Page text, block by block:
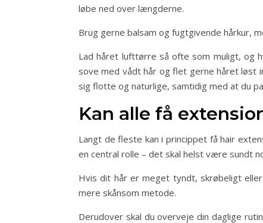
løbe ned over længderne.
Brug gerne balsam og fugtgivende hårkur,
Lad håret lufttørre så ofte som muligt, og
sove med vådt hår og flet gerne håret løst
sig flotte og naturlige, samtidig med at du
Kan alle få
Langt de fleste kan i princippet få hair
en central rolle – det skal helst være sundt
Hvis dit hår er meget tyndt, skrøbeligt
mere skånsom metode.
Derudover skal du overveje din daglige